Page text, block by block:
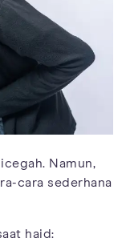
Namun,
cara sederhana
haid: